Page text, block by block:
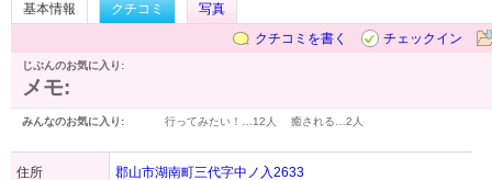
基本情報 クチコミ
写真
クチコミを書く
チェックイン
じぶんのお気に入り:
メモ:
みんなのお気に入り: 行ってみたい！… 12人 癒される… 2人
住所 郡山市湖南町三代字中ノ入2633